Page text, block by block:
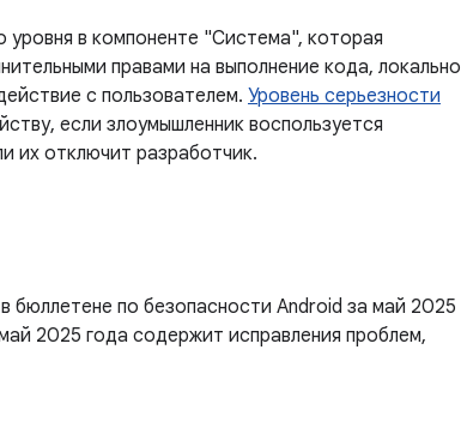
уровня в компоненте "Система", которая
правами на выполнение кода, локально
с пользователем. Уровень серьезности
если злоумышленник воспользуется
их отключит разработчик.
бюллетене по безопасности Android за май 2025
2025 года содержит исправления проблем,